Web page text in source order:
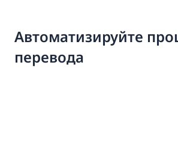
Автоматизируйте
перевода